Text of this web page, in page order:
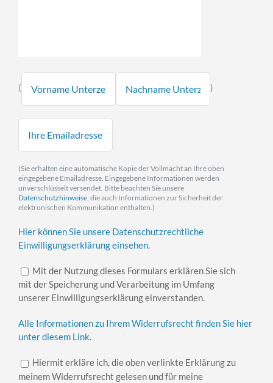
( )
(Sie erhalten eine automatische Kopie der Vollmacht an Ihre oben
eingegebene Emailadresse. Eingegebene Informationen werden
unverschlüsselt versendet. Bitte beachten Sie unsere
Datenschutzhinweise, die auch Informationen zur Sicherheit der
elektronischen Kommunikation enthalten.)
Hier können Sie unsere Datenschutzrechtliche
Einwilligungserklärung einsehen.
Mit der Nutzung dieses Formulars erklären Sie sich
mit der Speicherung und Verarbeitung im Umfang
unserer Einwilligungserklärung einverstanden.
Alle Informationen zu Ihrem Widerrufsrecht finden Sie hier
unter diesem Link.
Hiermit erkläre ich, die oben verlinkte Erklärung zu
meinem Widerrufsrecht gelesen und für meine